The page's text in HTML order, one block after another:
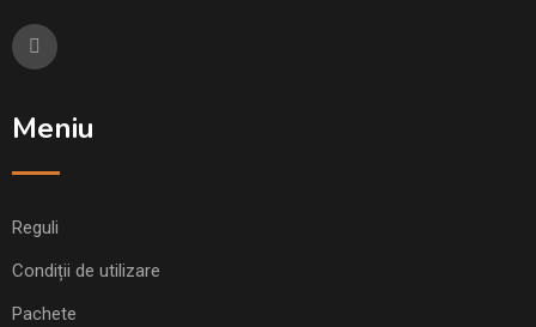
Meniu
Reguli
Condiții de utilizare
Pachete